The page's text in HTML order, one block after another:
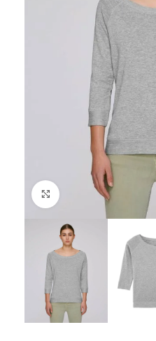
Click to enlarge